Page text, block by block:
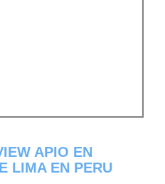
APIO EN
LIMA EN PERU